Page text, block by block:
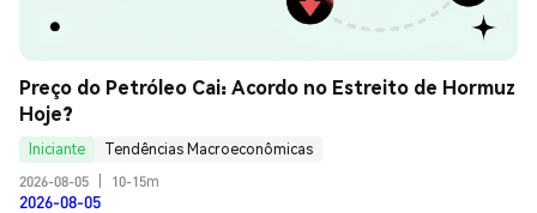
Preço do Petróleo Cai: Acordo no Estreito de Hormuz
Hoje?
Iniciante
Tendências Macroeconômicas
2026-08-05
10-15m
2026-08-05